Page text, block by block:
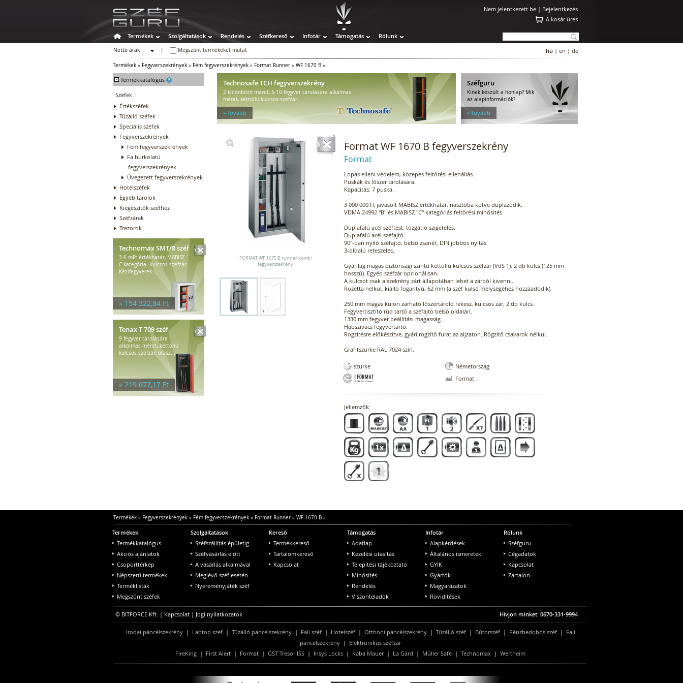
Nem jelentkezett be | Bejelentkezés
A kosár üres
Termékek Szolgáltatások Rendelés Széfkereső Infotár Támogatás Rólunk
Nettó árak
Megszűnt termékeket mutat hu | en | de
Termékek » Fegyverszekrények » Fém fegyverszekrények » Format Runner » WF 1670 B »
- Termékkatalógus
Széfek
Értékszéfek
Tűzálló széfek
Speciális széfek
Fegyverszekrények
Fém fegyverszekrények
Fa burkolatú
fegyverszekrények
Üvegezett fegyverszekrények
Hotelszéfek
Egyéb tárolók
Kiegészítők széfhez
Széfzárak
Trezorok
Technomax SMT/8 széf
3-6 mFt értékhatár, MABISZ
C kategória. Kulcsos széfzár.
Kézifegyverek...
» 154 322,84 Ft
Tenax T 709 széf
9 fegyver tárolására
alkalmas méret, kéttollú
kulcsos széfzár, olasz...
» 219 677,17 Ft
Technosafe TCH fegyverszekrény
2 különböző méret, 5-10 fegyver tárolására alkalmas
méret, kéttollú kulcsos széfzár.
» Tovább
Széfguru
Kinek készült a honlap? Mik
az alapinformációk?
» Tovább
FORMAT WF 1675 B runner kombi
fegyverszekrény
Format WF 1670 B fegyverszekrény
Format
Lopás elleni védelem, közepes feltörési ellenállás.
Puskák és lőszer tárolására.
Kapacitás: 7 puska.
3 000 000 Ft javasolt MABISZ értékhatár, riasztóba kötve duplázódik.
VDMA 24992 "B" és MABISZ "C" kategóriás feltörési minősítés.
Duplafalú acél széftest, tűzgátló szigetelés.
Duplafalú acél széfajtó.
90°-ban nyíló széfajtó, belső zsanér, DIN jobbos nyitás.
3-oldalú reteszelés.
Gyárilag magas biztonsági szintű kéttollú kulcsos széfzár (VdS 1), 2 db kulcs (125 mm
hosszú). Egyéb széfzár opcionálisan.
A kulcsot csak a szekrény zárt állapotában lehet a zárból kivenni.
Rozetta nélkül, kiálló fogantyú, 62 mm (a széf külső mélységéhez hozzáadódik).
250 mm magas külön zárható lőszertároló rekesz, kulcsos zár, 2 db kulcs.
Fegyvertisztító rúd tartó a széfajtó belső oldalán.
1330 mm fegyver beállítási magasság.
Habszivacs fegyvertartó.
Rögzítésre előkészítve, gyári rögzítő furat az aljzaton. Rögzítő csavarok nélkül.
Grafitszürke RAL 7024 szín.
szürke
Németország
Format
Jellemzők:
Termékek» Fegyverszekrények» Fém fegyverszekrények» Format Runner» WF 1670 B»
Termékek
Termékkatalógus
Akciós ajánlatok
Csoporttérkép
Népszerű termékek
Terméklisták
Megszűnt széfek
Szolgáltatások
Széfszállítás épületig
Széfvásárlás előtt
A vásárlás alkalmával
Meglévő széf esetén
Nyereményjáték széf
Kereső
Termékkereső
Tartalomkereső
Kapcsolat
Támogatás
Adatlap
Kezelési utasítás
Telepítési tájékoztató
Minősítés
Rendelés
Viszonteladók
Infotár
Alapkérdések
Általános ismeretek
GYIK
Gyártók
Magyarázatok
Rövidítések
Rólunk
Széfguru
Cégadatok
Kapcsolat
Zártalon
© BITFORCE Kft. | Kapcsolat | Jogi nyilatkozatok Hívjon minket: 0670-331-9994
Irodai páncélszekrény| Laptop széf| Tűzálló páncélszekrény| Fali széf| Hotelszéf| Otthoni páncélszekrény| Tűzálló széf| Bútorszéf| Pénzbedobós széf| Fali
páncélszekrény | Elektronikus széfzár
FireKing | First Alert | Format | GST Tresor ISS | Insys Locks | Kaba Mauer| La Gard | Müller Safe | Technomax | Wertheim